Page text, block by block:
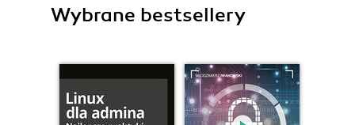
Wybrane bestsellery